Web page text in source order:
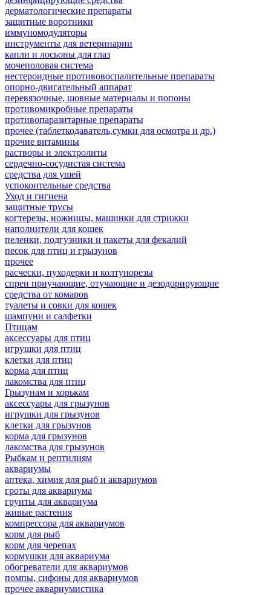
дерматологические препараты
защитные воротники
иммуномодуляторы
инструменты для ветеринарии
капли и лосьоны для глаз
мочеполовая система
нестероидные противовоспалительные препараты
опорно-двигательный аппарат
перевязочные, шовные материалы и попоны
противомикробные препараты
противопаразитарные препараты
прочее (таблеткодаватель,сумки для осмотра и др.)
прочие витамины
растворы и электролиты
сердечно-сосудистая система
средства для ушей
успокоительные средства
Уход и гигиена
защитные трусы
когтерезы, ножницы, машинки для стрижки
наполнители для кошек
пеленки, подгузники и пакеты для фекалий
песок для птиц и грызунов
прочее
расчески, пуходерки и колтунорезы
спреи приучающие, отучающие и дезодорирующие
средства от комаров
туалеты и совки для кошек
шампуни и салфетки
Птицам
аксессуары для птиц
игрушки для птиц
клетки для птиц
корма для птиц
лакомства для птиц
Грызунам и хорькам
аксессуары для грызунов
игрушки для грызунов
клетки для грызунов
корма для грызунов
лакомства для грызунов
Рыбкам и рептилиям
аквариумы
аптека, химия для рыб и аквариумов
гроты для аквариума
грунты для аквариума
живые растения
компрессора для аквариумов
корм для рыб
корм для черепах
кормушки для аквариума
обогреватели для аквариумов
помпы, сифоны для аквариумов
прочее аквариумистика